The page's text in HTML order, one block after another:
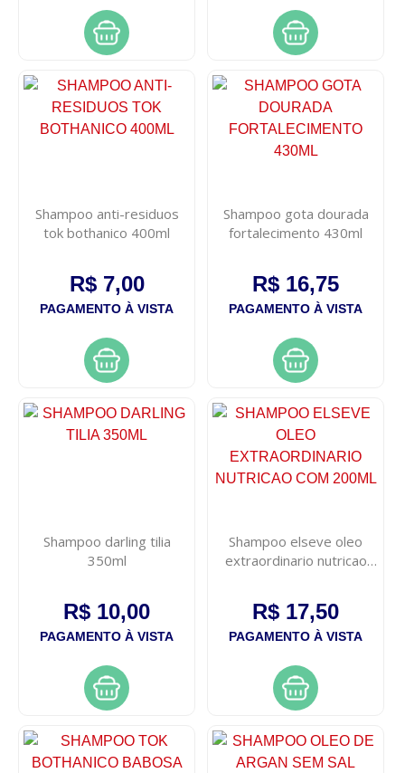
Shampoo anti-residuos
tok bothanico 400ml
R$ 7,00
PAGAMENTO À VISTA
Shampoo gota dourada
fortalecimento 430ml
R$ 16,75
PAGAMENTO À VISTA
Shampoo darling tilia
350ml
R$ 10,00
PAGAMENTO À VISTA
Shampoo elseve oleo
extraordinario nutricao
R$ 17,50
PAGAMENTO À VISTA